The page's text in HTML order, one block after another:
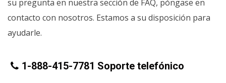
su pregunta en nuestra sección de FAQ, póngase en
contacto con nosotros. Estamos a su disposición para
ayudarle.
1-888-415-7781 Soporte telefónico